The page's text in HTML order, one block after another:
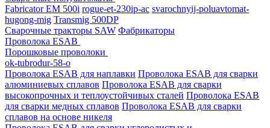
Fabricator EM 500i rogue-et-230ip-ac svarochnyij-poluavtomat-
hugong-mig Transmig 500DP
Сварочные тракторы SAW Фабрикаторы
Проволока ESAB
Порошковые проволоки
ok-tubrodur-58-o
Проволока ESAB для наплавки Проволока ESAB для сварки
алюминиевых сплавов Проволока ESAB для сварки
высокопрочных и теплоустойчивых сталей Проволока ESAB
для сварки медных сплавов Проволока ESAB для сварки
сплавов на основе никеля